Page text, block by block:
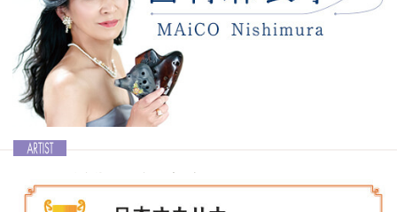
Ocarina vol.43│宗次郎 Sojiro
日本の多くのプロ奏者をはじめ、世界中のOcarina奏者に大きな影響
を与えてきた宗次郎さんが、3年ぶりとなるオリジナル・ニューアル
バム「オカリーナの森・心象スケッチ」を10月1日にリリースされま
した。今号ではニューアルバムのことを中心に、コロナ禍での生活な
どについてもお聞きしました。
記事を読む＞＞
Ocarina活動10周年を記念した2ndアルバムをリリ